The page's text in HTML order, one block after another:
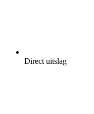
Direct uitslag